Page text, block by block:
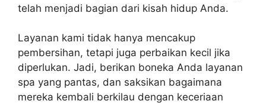
telah menjadi bagian dari kisah hidup Anda.
Layanan kami tidak hanya mencakup
pembersihan, tetapi juga perbaikan kecil jika
diperlukan. Jadi, berikan boneka Anda layanan
spa yang pantas, dan saksikan bagaimana
mereka kembali berkilau dengan keceriaan